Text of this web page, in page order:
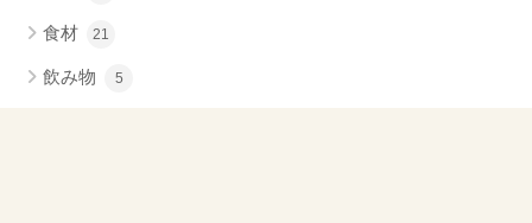
食材 21
飲み物 5